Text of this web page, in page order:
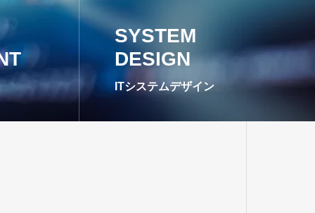
SYSTEM
DESIGN
ITシステムデザイン